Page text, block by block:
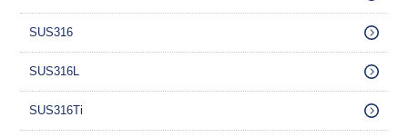
SUS316
SUS316L
SUS316Ti